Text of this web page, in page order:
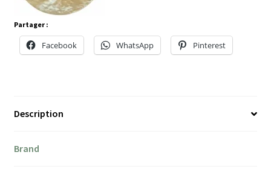
Partager :
Facebook WhatsApp Pinterest
Description
Brand